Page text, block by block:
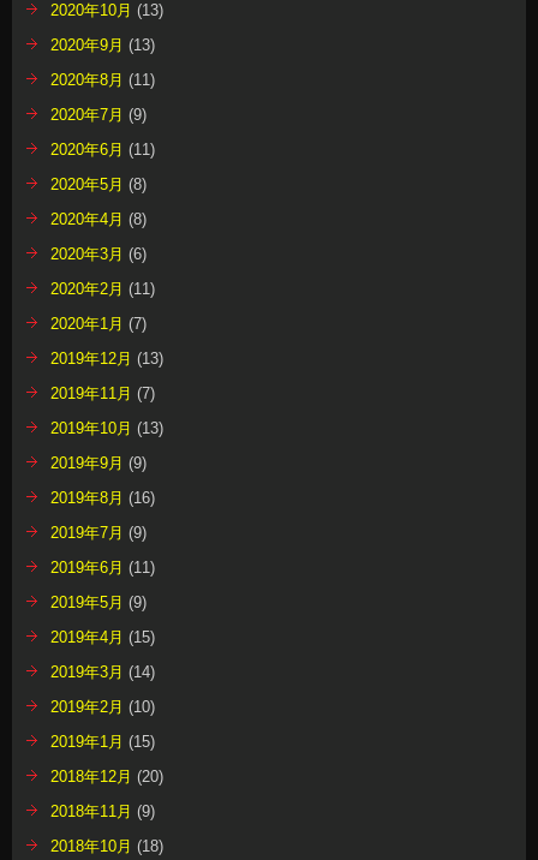
2020年10月 (13)
2020年9月 (13)
2020年8月 (11)
2020年7月 (9)
2020年6月 (11)
2020年5月 (8)
2020年4月 (8)
2020年3月 (6)
2020年2月 (11)
2020年1月 (7)
2019年12月 (13)
2019年11月 (7)
2019年10月 (13)
2019年9月 (9)
2019年8月 (16)
2019年7月 (9)
2019年6月 (11)
2019年5月 (9)
2019年4月 (15)
2019年3月 (14)
2019年2月 (10)
2019年1月 (15)
2018年12月 (20)
2018年11月 (9)
2018年10月 (18)